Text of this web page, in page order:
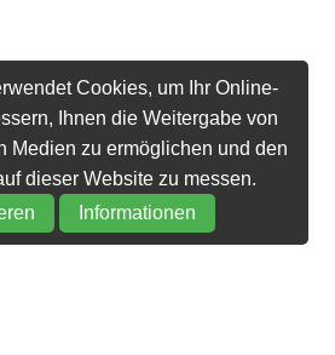
Cookies, um Ihr Online-
Ihnen die Weitergabe von
Medien zu ermöglichen und den
dieser Website zu messen.
Informationen